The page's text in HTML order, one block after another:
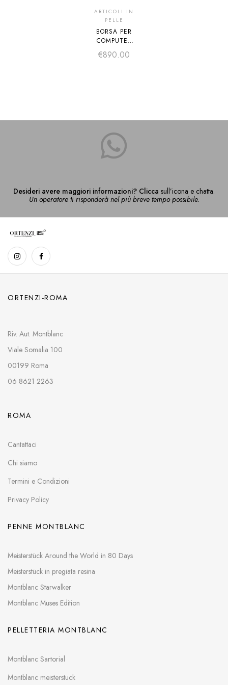
ARTICOLI IN
PELLE
BORSA PER
COMPUTER
PORTATILE
MONTBLANC
€890.00
Desideri avere maggiori informazioni? Clicca sull’icona e chatta.
Un operatore ti risponderà nel più breve tempo possibile.
ORTENZI-ROMA
Riv. Aut. Montblanc
Viale Somalia 100
00199 Roma
06 8621 2263
ROMA
Cantattaci
Chi siamo
Termini e Condizioni
Privacy Policy
PENNE MONTBLANC
Meisterstück Around the World in 80 Days
Meisterstück in pregiata resina
Montblanc Starwalker
Montblanc Muses Edition
PELLETTERIA MONTBLANC
Montblanc Sartorial
Montblanc meisterstuck